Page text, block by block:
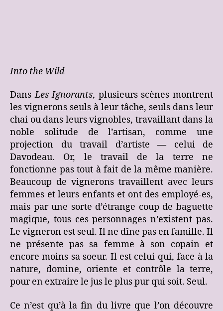
Into the Wild
DansLes Ignorants, plusieurs scènes montrent
les vignerons seuls à leur tâche, seuls dans leur
chai ou dans leurs vignobles, travaillant dans la
noble solitude de l’artisan, comme une
projection du travail d’artiste — celui de
Davodeau. Or, le travail de la terre ne
fonctionne pas tout à fait de la même manière.
Beaucoup de vignerons travaillent avec leurs
femmes et leurs enfants et ont des employé-es,
mais par une sorte d’étrange coup de baguette
magique, tous ces personnages n’existent pas.
Le vigneron est seul. Il ne dîne pas en famille. Il
ne présente pas sa femme à son copain et
encore moins sa soeur. Il est celui qui, face à la
nature, domine, oriente et contrôle la terre,
pour en extraire le jus le plus pur qui soit. Seul.
Ce n’est qu’à la fin du livre que l’on découvre